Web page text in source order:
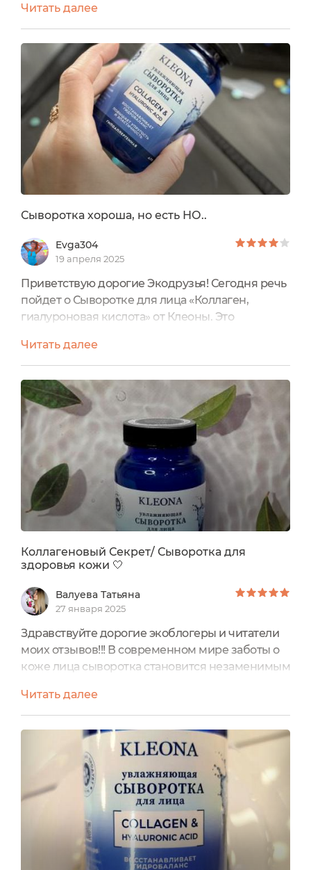
200 млСрок годности: 12 месяцевСтрана
производства: РоссияДействие: увлажнение,
питание, лифтингИнформация от
производителя:Два вида гиалуроновой
кислоты – высокомолекулярная и
низкомолекулярная - восстанавливают водный
баланс и эластичность...
Читать далее
Сыворотка хороша, но есть НО..
Evga304
19 апреля 2025
Приветствую дорогие Экодрузья! Сегодня речь
пойдет о Сыворотке для лица «Коллаген,
гиалуроновая кислота» от Клеоны. Это
объединяющая в себе инновационные
компоненты и тщательно подобранные
растительные экстракты, способные
преобразить даже самую капризную кожу.
Говорю об этом не по наслышке, сколько
отзывов прочитала, прежде чем начала на себе
применять ее.Основным...
Читать далее
Коллагеновый Секрет/ Сыворотка для
здоровья кожи 🤍
Валуева Татьяна
27 января 2025
Здравствуйте дорогие экоблогеры и читатели
моих отзывов!!! В современном мире заботы о
коже лица сыворотка становится незаменимым
высококонцентрированное средство,
обогащённое активными ингредиентами,
способно решать множество кожных проблем,
от сухости и тусклости до пигментации и
морщин. В отличие от кремов, сыворотки
проникают глубже в дерму, обеспечивая
интенсивное...
Читать далее